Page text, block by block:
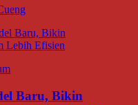
Baru, Bikin